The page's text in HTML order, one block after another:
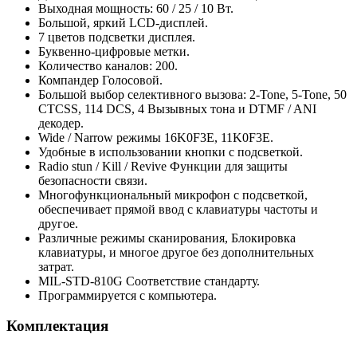
Выходная мощность: 60 / 25 / 10 Вт.
Большой, яркий LCD-дисплей.
7 цветов подсветки дисплея.
Буквенно-цифровые метки.
Количество каналов: 200.
Компандер Голосовой.
Большой выбор селективного вызова: 2-Tone, 5-Tone, 50
CTCSS, 114 DCS, 4 Вызывных тона и DTMF / ANI
декодер.
Wide / Narrow режимы 16K0F3E, 11K0F3E.
Удобные в использовании кнопки с подсветкой.
Radio stun / Kill / Revive Функции для защиты
безопасности связи.
Многофункциональный микрофон с подсветкой,
обеспечивает прямой ввод с клавиатуры частоты и
другое.
Различные режимы сканирования, Блокировка
клавиатуры, и многое другое без дополнительных
затрат.
MIL-STD-810G Соответствие стандарту.
Программируется с компьютера.
Комплектация